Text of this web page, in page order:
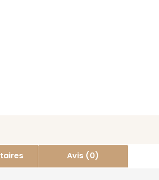
Avis (0)